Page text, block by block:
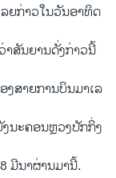
ຍກ່າວ​ໃນ​ວັນ​ອາທິດ​
ສັນຍານ​ດັ່ງກ່າວ​ນີ້
ງ​ສາຍ​ການບິນ​ມາ​ເລ​
ນະຄອນຫຼວງ​ປັກ​ກິ່ງ
ມີນາ​ຜ່ານ​ມາ​ນີ້​.